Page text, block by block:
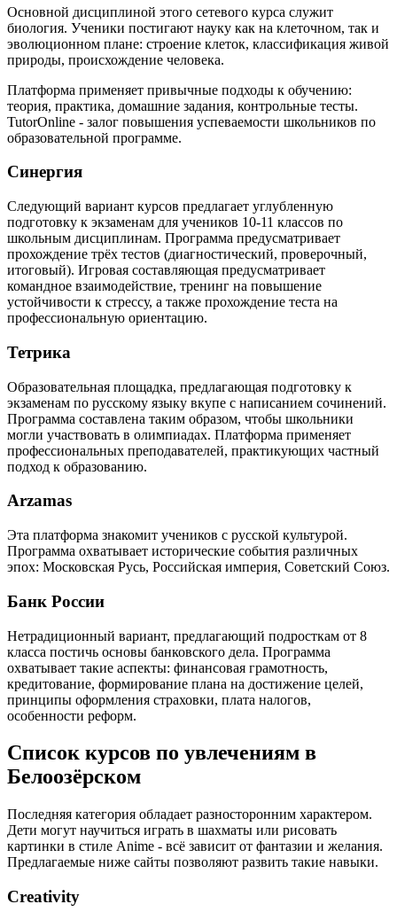
Основной дисциплиной этого сетевого курса служит
биология. Ученики постигают науку как на клеточном, так и
эволюционном плане: строение клеток, классификация живой
природы, происхождение человека.
Платформа применяет привычные подходы к обучению:
теория, практика, домашние задания, контрольные тесты.
TutorOnline - залог повышения успеваемости школьников по
образовательной программе.
Синергия
Следующий вариант курсов предлагает углубленную
подготовку к экзаменам для учеников 10-11 классов по
школьным дисциплинам. Программа предусматривает
прохождение трёх тестов (диагностический, проверочный,
итоговый). Игровая составляющая предусматривает
командное взаимодействие, тренинг на повышение
устойчивости к стрессу, а также прохождение теста на
профессиональную ориентацию.
Тетрика
Образовательная площадка, предлагающая подготовку к
экзаменам по русскому языку вкупе с написанием сочинений.
Программа составлена таким образом, чтобы школьники
могли участвовать в олимпиадах. Платформа применяет
профессиональных преподавателей, практикующих частный
подход к образованию.
Arzamas
Эта платформа знакомит учеников с русской культурой.
Программа охватывает исторические события различных
эпох: Московская Русь, Российская империя, Советский Союз.
Банк России
Нетрадиционный вариант, предлагающий подросткам от 8
класса постичь основы банковского дела. Программа
охватывает такие аспекты: финансовая грамотность,
кредитование, формирование плана на достижение целей,
принципы оформления страховки, плата налогов,
особенности реформ.
Список курсов по увлечениям в
Белоозёрском
Последняя категория обладает разносторонним характером.
Дети могут научиться играть в шахматы или рисовать
картинки в стиле Anime - всё зависит от фантазии и желания.
Предлагаемые ниже сайты позволяют развить такие навыки.
Creativity